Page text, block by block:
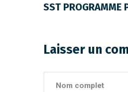
SST PROGRAMME
Laisser un